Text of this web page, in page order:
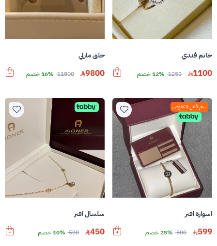
خاتم فندي
1100
1250 12% خصم
حلق مارلي
9800
11800 16% خصم
سعر قابل للتفاوض
اسوارة اقنر
599
800 25% خصم
سلسال اقنر
450
500 10% خصم